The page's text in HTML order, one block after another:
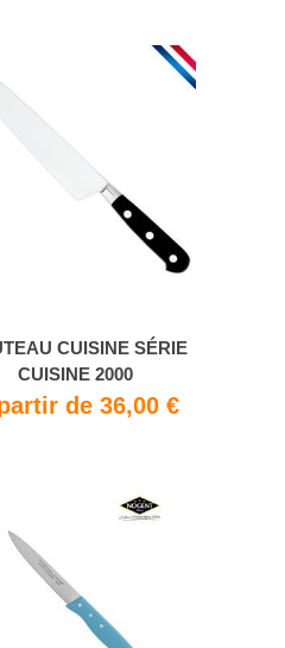
CUISINE SÉRIE
CUISINE 2000
de 36,00 €